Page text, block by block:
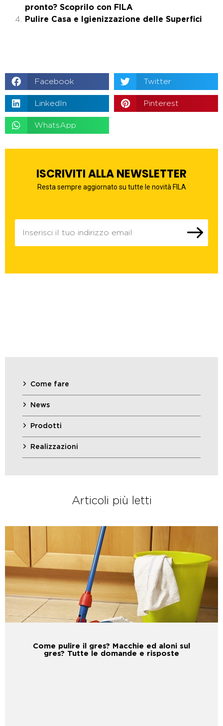
pronto? Scoprilo con FILA
Pulire Casa e Igienizzazione delle Superfici
Facebook Twitter
LinkedIn Pinterest
WhatsApp
ISCRIVITI ALLA NEWSLETTER
Resta sempre aggiornato su tutte le novità FILA
Come fare
News
Prodotti
Realizzazioni
Articoli più letti
Come pulire il gres? Macchie ed aloni sul
gres? Tutte le domande e risposte